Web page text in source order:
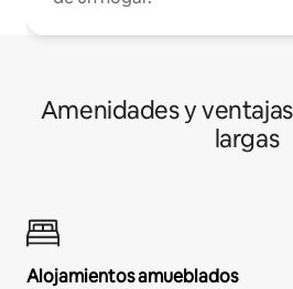
Amenidades y
largas
Alojamientos amueblados